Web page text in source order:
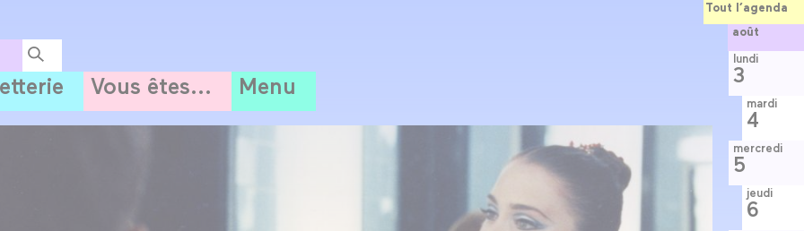
Vous êtes... Menu
Tout l’agenda
août
lundi
3
mardi
4
mercredi
5
jeudi
6